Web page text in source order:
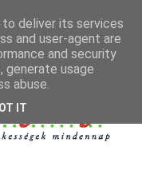
deliver its services
and user-agent are
and security
generate usage
abuse.
IT